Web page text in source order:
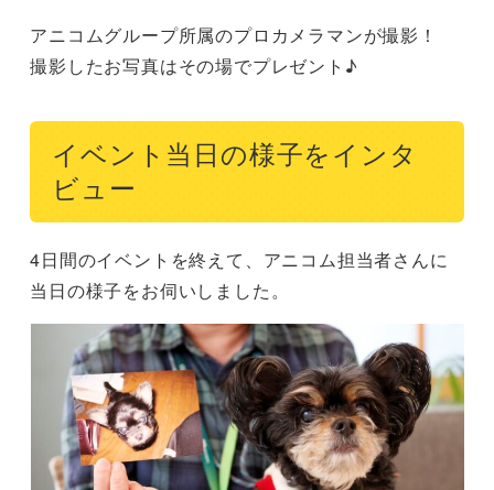
アニコムグループ所属のプロカメラマンが撮影！
撮影したお写真はその場でプレゼント♪
イベント当日の様子をインタ
ビュー
4日間のイベントを終えて、アニコム担当者さんに
当日の様子をお伺いしました。